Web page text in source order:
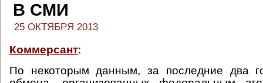
В СМИ
25 ОКТЯБРЯ 2013
Коммерсант:
По некоторым данным, за последние два